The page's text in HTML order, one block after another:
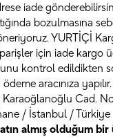
iade
bozulmasına
YURTİÇİ
için iade kargo
kontrol edildikten
aracınıza
Karaoğlanoğlu Cad.
/ İstanbul / Türkiye
almış olduğum